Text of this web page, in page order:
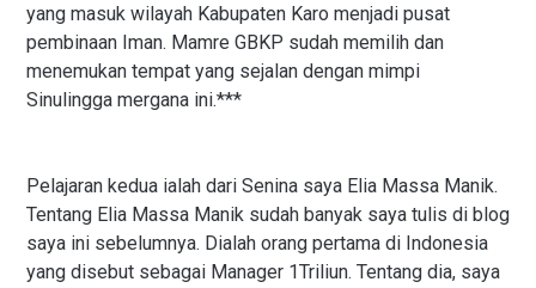
yang masuk wilayah Kabupaten Karo menjadi pusat
pembinaan Iman. Mamre GBKP sudah memilih dan
menemukan tempat yang sejalan dengan mimpi
Sinulingga mergana ini.***
Pelajaran kedua ialah dari Senina saya Elia Massa Manik.
Tentang Elia Massa Manik sudah banyak saya tulis di blog
saya ini sebelumnya. Dialah orang pertama di Indonesia
yang disebut sebagai Manager 1Triliun. Tentang dia, saya